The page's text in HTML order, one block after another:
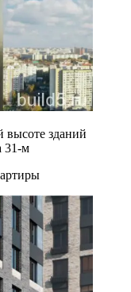
высоте зданий
31-м